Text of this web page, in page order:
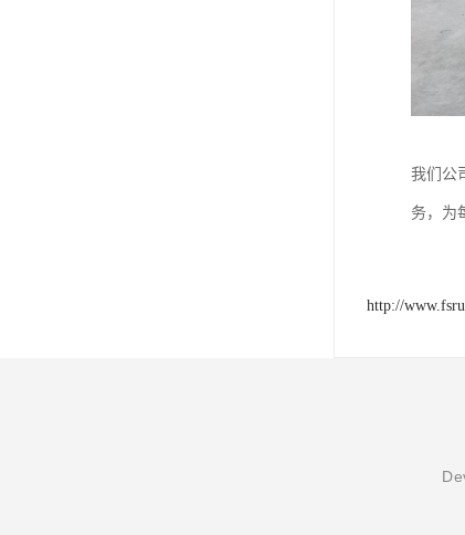
我们公
务，为
http://